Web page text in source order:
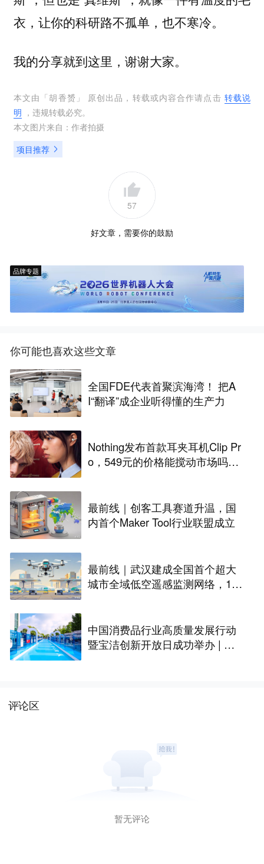
衣，让你的科研路不孤单，也不寒冷。
我的分享就到这里，谢谢大家。
本文由「胡香赟 」 原创出品，转载或内容合作请点击 转载说
明 ，违规转载必究。
本文图片来自： 作者拍摄
项目推荐
57
好文章，需要你的鼓励
品牌专题
你可能也喜欢这些文章
全国FDE代表首聚滨海湾！ 把A
I“翻译”成企业听得懂的生产力
Nothing发布首款耳夹耳机Clip Pr
o，549元的价格能搅动市场吗？
最前线｜创客工具赛道升温，国
内首个Maker Tool行业联盟成立
最前线｜武汉建成全国首个超大
城市全域低空遥感监测网络，146
中国消费品行业高质量发展行动
暨宝洁创新开放日成功举办 | 最
评论区
暂无评论